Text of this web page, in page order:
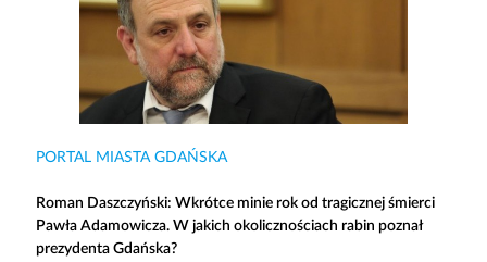
PORTAL MIASTA GDAŃSKA
Roman Daszczyński: Wkrótce minie rok od tragicznej śmierci
Pawła Adamowicza. W jakich okolicznościach rabin poznał
prezydenta Gdańska?